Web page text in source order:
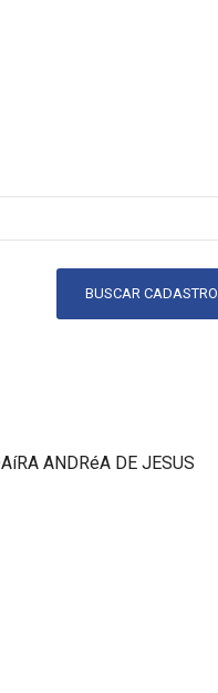
BUSCAR CADASTRO
ANDRéA DE JESUS